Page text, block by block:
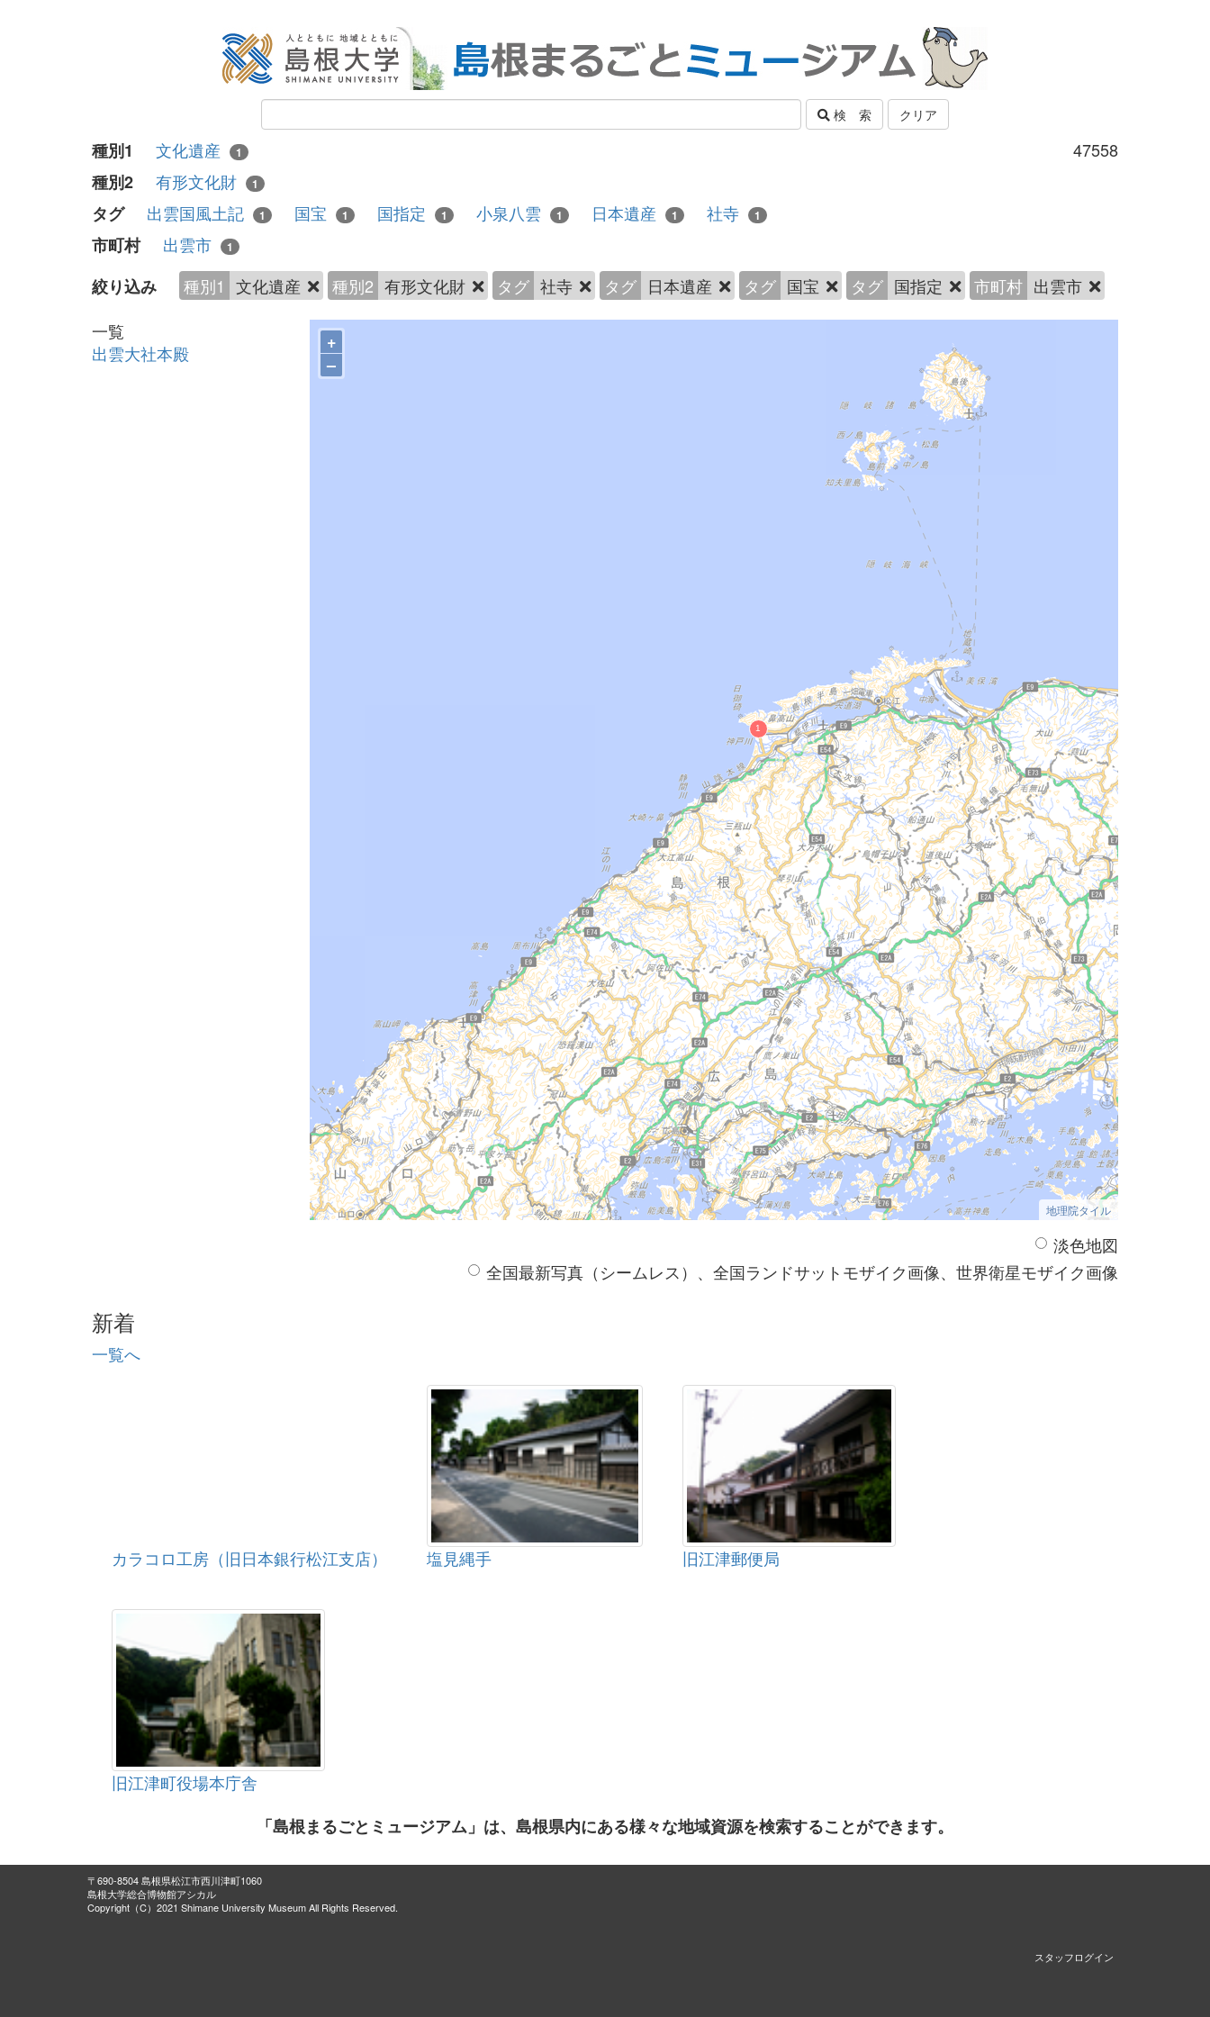
検 索 クリア
47558
種別1 文化遺産 1
種別2 有形文化財 1
タグ 出雲国風土記 1 国宝 1 国指定 1 小泉八雲 1 日本遺産 1 社寺 1
市町村 出雲市 1
絞り込み 種別1 文化遺産 種別2 有形文化財 タグ 社寺 タグ 日本遺産 タグ 国宝 タグ 国指定 市町村 出雲市
一覧
出雲大社本殿
+
–
地理院タイル
淡色地図
全国最新写真（シームレス）、全国ランドサットモザイク画像、世界衛星モザイク画像
新着
一覧へ
カラコロ工房（旧日本銀行松江支店） 塩見縄手 旧江津郵便局
旧江津町役場本庁舎
「島根まるごとミュージアム」は、島根県内にある様々な地域資源を検索することができます。
〒690-8504 島根県松江市西川津町1060
島根大学総合博物館アシカル
Copyright（C）2021 Shimane University Museum All Rights Reserved.
スタッフログイン